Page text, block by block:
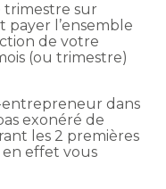
trimestre sur
payer l’ensemble
de votre
(ou trimestre)
entrepreneur dans
exonéré de
les 2 premières
en effet vous